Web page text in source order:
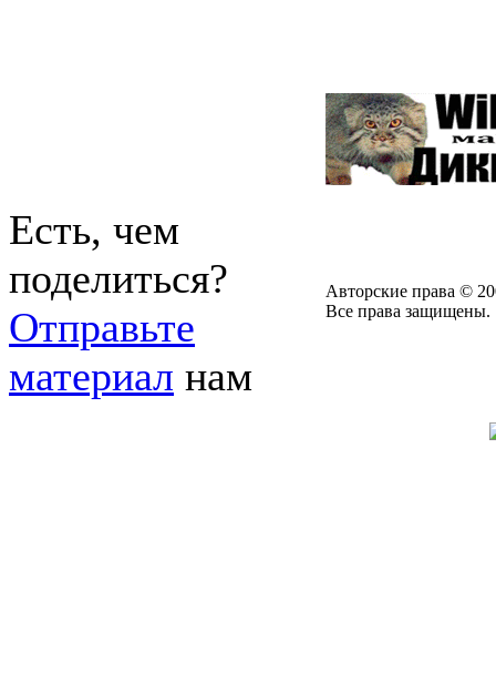
Есть, чем
поделиться?
Отправьте
материал нам
Авторские права ©
Все права защищены.